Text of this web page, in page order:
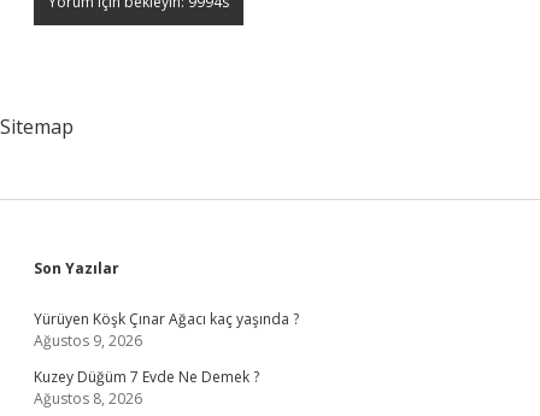
Sitemap
Sidebar
Son Yazılar
Yürüyen Köşk Çınar Ağacı kaç yaşında ?
Ağustos 9, 2026
Kuzey Düğüm 7 Evde Ne Demek ?
Ağustos 8, 2026